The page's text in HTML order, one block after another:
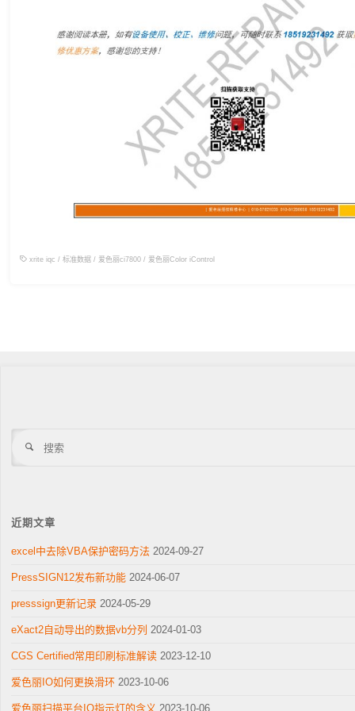
xrite iqc / 标准数据/ 爱色丽ci7800/ 爱色丽Color iControl
搜
近期文章
excel中去除VBA保护密码方法 2024-09-27
PressSIGN12发布新功能 2024-06-07
presssign更新记录 2024-05-29
eXact2自动导出的数据vb分列 2024-01-03
CGS Certified常用印刷标准解读 2023-12-10
爱色丽IO如何更换滑环 2023-10-06
爱色丽扫描平台IO指示灯的含义 2023-10-06